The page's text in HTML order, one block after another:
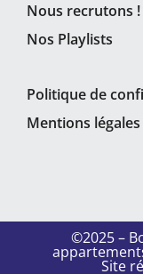
Nous recrutons !
Nos Playlists
Politique de
Mentions légales
©2025 –
Site